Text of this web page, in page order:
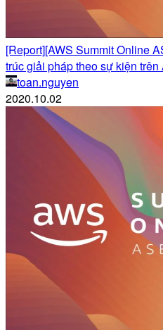
[Report][AWS Summit Online
trúc giải pháp theo sự kiện trên
toan.nguyen
2020.10.02